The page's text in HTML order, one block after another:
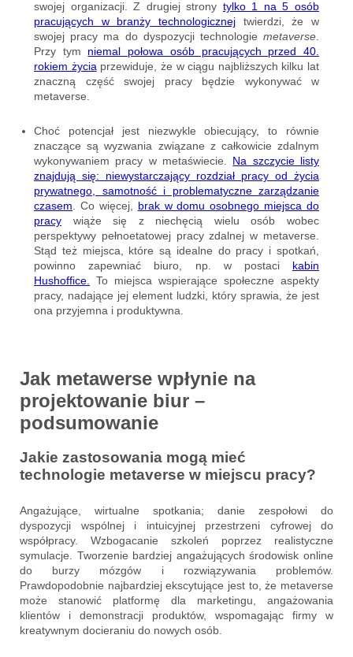
swojej organizacji. Z drugiej strony tylko 1 na 5 osób
pracujących w branży technologicznej twierdzi, że w
swojej pracy ma do dyspozycji technologie metaverse
Przy tym niemal połowa osób pracujących przed 40.
rokiem życia przewiduje, że w ciągu najbliższych kilku lat
znaczną część swojej pracy będzie wykonywać w
metaverse.
Choć potencjał jest niezwykle obiecujący, to równie
znaczące są wyzwania związane z całkowicie zdalnym
wykonywaniem pracy w metaświecie. Na szczycie listy
znajdują się: niewystarczający rozdział pracy od życia
prywatnego, samotność i problematyczne zarządzanie
czasem . Co więcej, brak w domu osobnego miejsca do
pracy wiąże się z niechęcią wielu osób wobec
perspektywy pełnoetatowej pracy zdalnej w metaverse.
Stąd też miejsca, które są idealne do pracy i spotkań,
powinno zapewniać biuro, np. w postaci kabin
Hushoffice.
To miejsca wspierające społeczne aspekty
pracy, nadające jej element ludzki, który sprawia, że jest
ona przyjemna i produktywna.
Jak metawerse wpłynie na
projektowanie biur –
podsumowanie
Jakie zastosowania mogą mieć
technologie metaverse w miejscu pracy?
Angażujące, wirtualne spotkania; danie zespołowi do
dyspozycji wspólnej i intuicyjnej przestrzeni cyfrowej do
współpracy. Wzbogacanie szkoleń poprzez realistyczne
symulacje. Tworzenie bardziej angażujących środowisk online
do burzy mózgów i rozwiązywania problemów.
Prawdopodobnie najbardziej ekscytujące jest to, że metaverse
może stanowić platformę dla marketingu, angażowania
klientów i demonstracji produktów, wspomagając firmy w
kreatywnym docieraniu do nowych osób.